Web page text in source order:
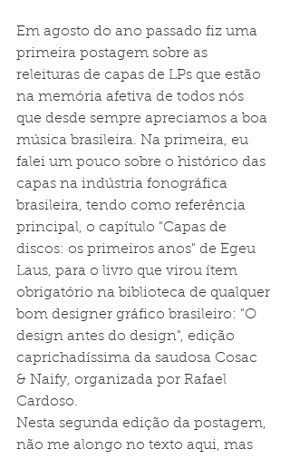
Em agosto do ano passado fiz uma
primeira postagem sobre as
releituras de capas de LPs que estão
na memória afetiva de todos nós
que desde sempre apreciamos a boa
música brasileira. Na primeira, eu
falei um pouco sobre o histórico das
capas na indústria fonográfica
brasileira, tendo como referência
principal, o capítulo "Capas de
discos: os primeiros anos" de Egeu
Laus, para o livro que virou ítem
obrigatório na biblioteca de qualquer
bom designer gráfico brasileiro: "O
design antes do design", edição
caprichadíssima da saudosa Cosac
& Naify, organizada por Rafael
Cardoso.
Nesta segunda edição da postagem,
não me alongo no texto aqui, mas